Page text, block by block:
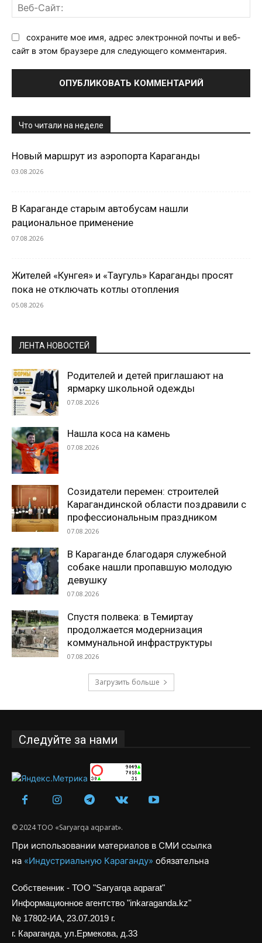
сохраните мое имя, адрес электронной почты и веб-
сайт в этом браузере для следующего комментария.
Что читали на неделе
Новый маршрут из аэропорта Караганды
03.08.2026
В Караганде старым автобусам нашли
рациональное применение
07.08.2026
Жителей «Кунгея» и «Таугуль» Караганды просят
пока не отключать котлы отопления
05.08.2026
ЛЕНТА НОВОСТЕЙ
Родителей и детей приглашают на
ярмарку школьной одежды
07.08.2026
Нашла коса на камень
07.08.2026
Созидатели перемен: строителей
Карагандинской области поздравили с
профессиональным праздником
07.08.2026
В Караганде благодаря служебной
собаке нашли пропавшую молодую
девушку
07.08.2026
Спустя полвека: в Темиртау
продолжается модернизация
коммунальной инфраструктуры
07.08.2026
Загрузить больше
Следуйте за нами
© 2024 ТОО «Saryarqa aqparat».
При использовании материалов в СМИ ссылка
на «Индустриальную Караганду» обязательна
Собственник - ТОО "Saryarqa aqparat"
Информационное агентство "inkaraganda.kz"
№ 17802-ИА, 23.07.2019 г.
г. Караганда, ул.Ермекова, д.33